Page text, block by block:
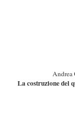
Andrea
La costruzione del